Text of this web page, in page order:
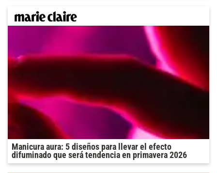
Manicura aura: 5 diseños para llevar el efecto
difuminado que será tendencia en primavera 2026